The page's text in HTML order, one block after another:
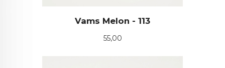
Vams Melon - 113
Pris
55,00